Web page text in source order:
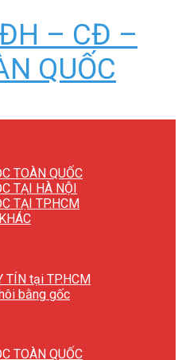
TOÀN QUỐC
TẠI HÀ NỘI
TẠI TP.HCM
TÍN tại TP.HCM
bằng gốc
TOÀN QUỐC